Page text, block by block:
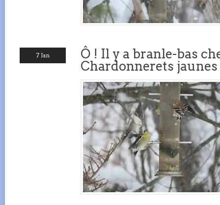
7 Jan
Ô ! Il y a branle-bas
Chardonnerets jaunes